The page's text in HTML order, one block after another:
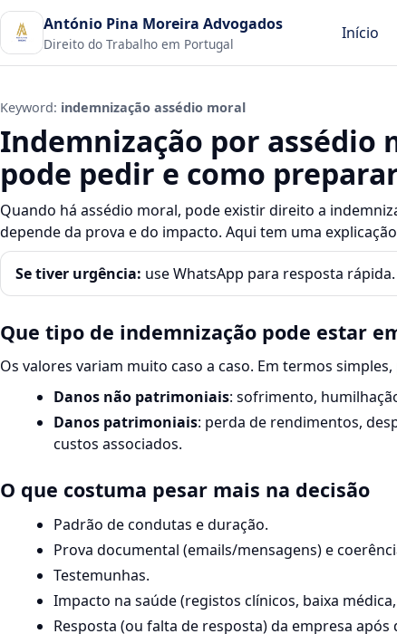
António Pina Moreira Advogados
Direito do Trabalho em Portugal
Início
Keyword: indemnização assédio moral
Indemnização por assédio
pode pedir e como
Quando há assédio moral, pode existir direito a
depende da prova e do impacto. Aqui tem uma
Se tiver urgência: use WhatsApp para resposta rápida.
Que tipo de indemnização pode estar
Os valores variam muito caso a caso. Em termos
Danos não patrimoniais: sofrimento,
Danos patrimoniais: perda de rendimentos,
custos associados.
O que costuma pesar mais na decisão
Padrão de condutas e duração.
Prova documental (emails/mensagens) e
Testemunhas.
Impacto na saúde (registos clínicos, baixa
Resposta (ou falta de resposta) da empresa após